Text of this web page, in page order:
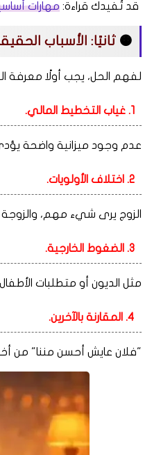
قد تُفيدك قراءة: مهارات
🟠 ثانيًا: الأسباب
لفهم الحل، يجب أولًا معرفة
1. غياب التخطيط المالي.
عدم وجود ميزانية واضحة
2. اختلاف الأولويات.
الزوج يرى شيء مهم،
3. الضغوط الخارجية.
مثل الديون أو متطلبات
4. المقارنة بالآخرين.
"فلان عايش أحسن مننا" من